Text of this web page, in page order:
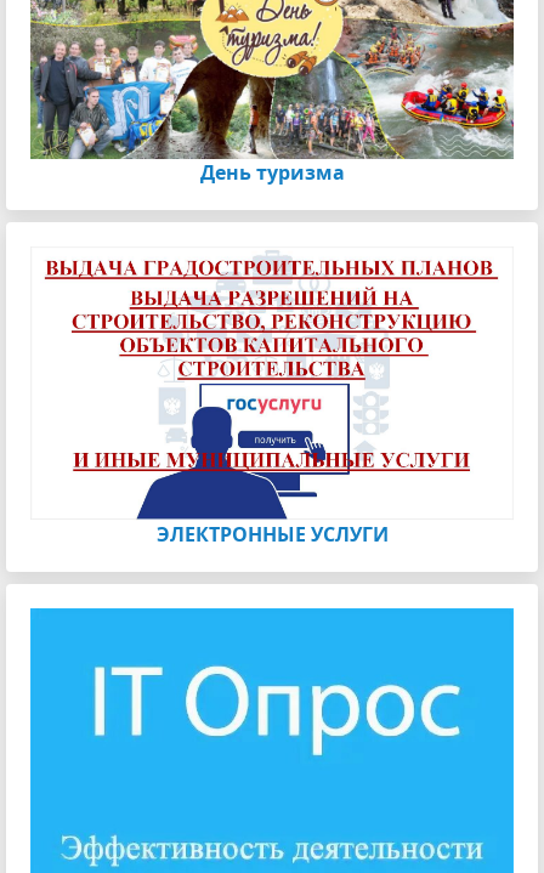
День туризма
ЭЛЕКТРОННЫЕ УСЛУГИ